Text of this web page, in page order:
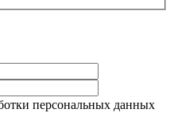
персональных данных